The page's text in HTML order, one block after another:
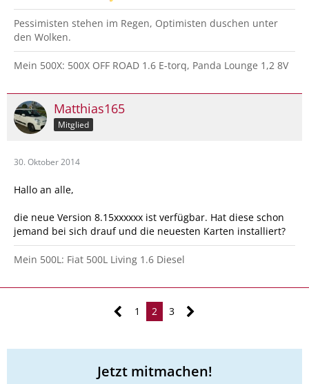
Pessimisten stehen im Regen, Optimisten duschen unter
den Wolken.
Mein 500X: 500X OFF ROAD 1.6 E-torq, Panda Lounge 1,2 8V
Matthias165
Mitglied
30. Oktober 2014
Hallo an alle,
die neue Version 8.15xxxxxx ist verfügbar. Hat diese schon
jemand bei sich drauf und die neuesten Karten installiert?
Mein 500L: Fiat 500L Living 1.6 Diesel
1 2 3
Jetzt mitmachen!